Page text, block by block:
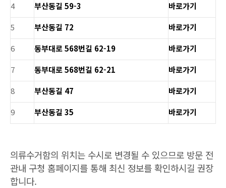
4
부산동길 59-3
바로가기
5
부산동길 72
바로가기
6
동부대로 568번길 62-19
바로가기
7
동부대로 568번길 62-21
바로가기
8
부산동길 47
바로가기
9
부산동길 35 바로가기
의류수거함의 위치는 수시로 변경될 수 있으므로 방문 전
관내 구청 홈페이지를 통해 최신 정보를 확인하시길 권장
합니다.